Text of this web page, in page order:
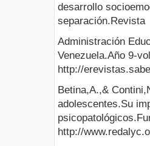
desarrollo
separación.Revista
Administración
Venezuela.Año 9-
http://
Betina,A.,&
adolescentes.Su
http://